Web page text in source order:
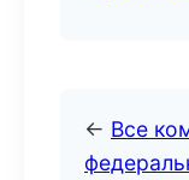
← Все